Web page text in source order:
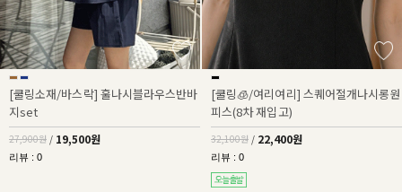
[쿨링소재/바스락] 훌나시블라우스반바
지set
27,900원 / 19,500원
리뷰 : 0
[쿨링🧊/여리여리] 스퀘어절개나시롱원
피스(8차 재입고)
32,100원 / 22,400원
리뷰 : 0